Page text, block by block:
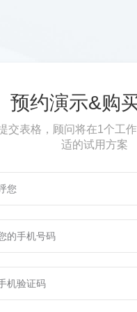
预约演示&购
交表格， 顾问将在1个工
适的试用方案